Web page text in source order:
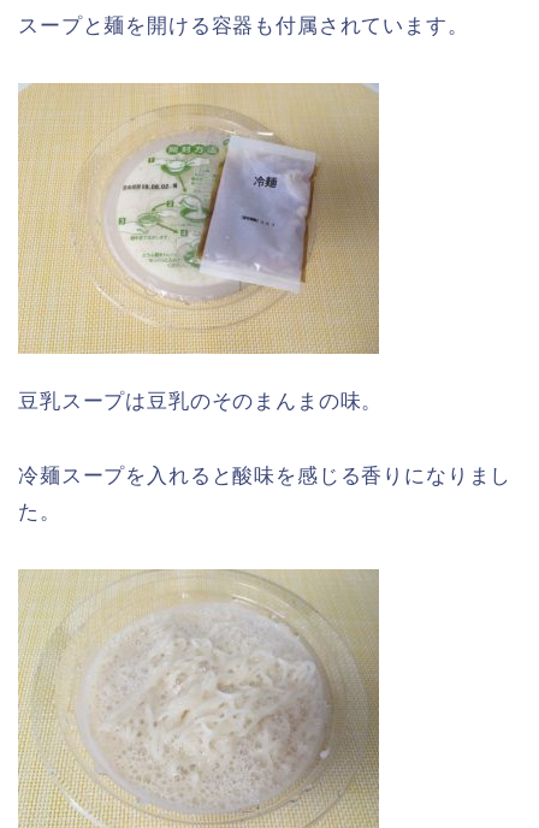
スープと麺を開ける容器も付属されています。
豆乳スープは豆乳のそのまんまの味。
冷麺スープを入れると酸味を感じる香りになりまし
た。